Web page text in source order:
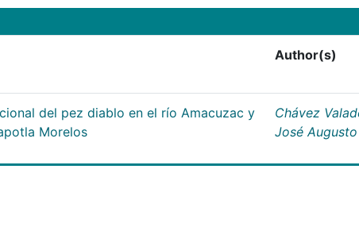
Author(s)
del pez diablo en el río Amacuzac y
Morelos
Chávez
José Augusto